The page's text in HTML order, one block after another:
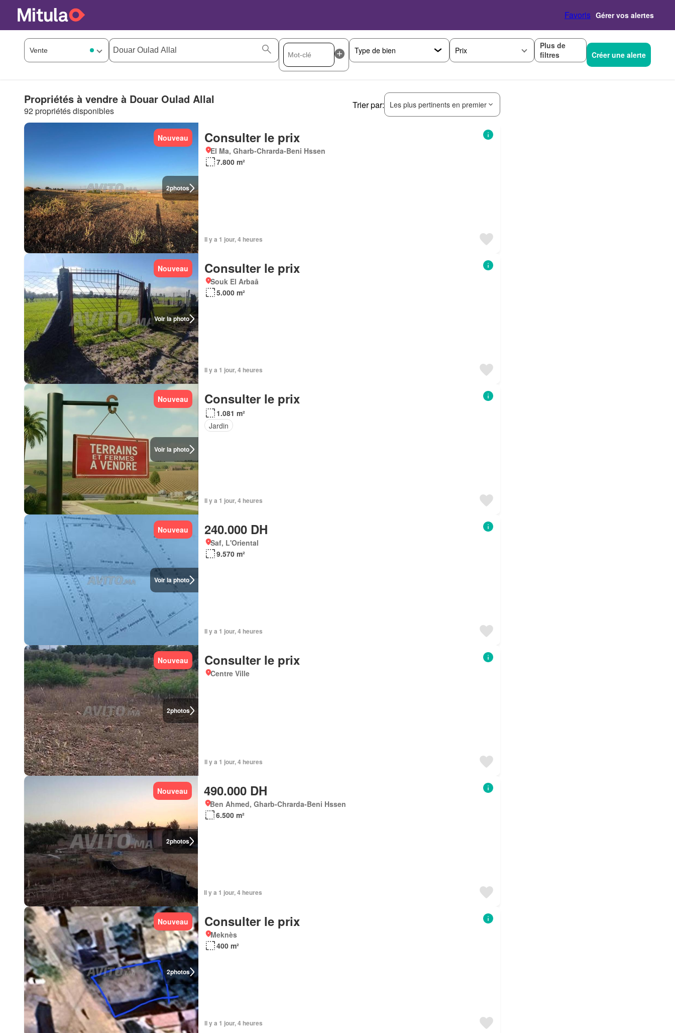
Favoris Gérer vos alertes
Prix
Plus de
filtres
Créer une alerte
Propriétés à vendre à Douar Oulad Allal
92 propriétés disponibles
Trier par: Les plus pertinents en premier
2photos
Nouveau Consulter le prix
El Ma, Gharb-Chrarda-Beni Hssen
7.800 m²
Il y a 1 jour, 4 heures
Voir la photo
Nouveau Consulter le prix
Souk El Arbaâ
5.000 m²
Il y a 1 jour, 4 heures
Voir la photo
Nouveau Consulter le prix
1.081 m²
Jardin
Il y a 1 jour, 4 heures
Voir la photo
Nouveau 240.000 DH
Saf, L'Oriental
9.570 m²
Il y a 1 jour, 4 heures
2photos
Nouveau Consulter le prix
Centre Ville
Il y a 1 jour, 4 heures
2photos
Nouveau 490.000 DH
Ben Ahmed, Gharb-Chrarda-Beni Hssen
6.500 m²
Il y a 1 jour, 4 heures
2photos
Nouveau Consulter le prix
Meknès
400 m²
Il y a 1 jour, 4 heures